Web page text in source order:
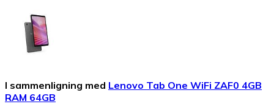
I sammenligning med Lenovo Tab One WiFi ZAF0 4GB
RAM 64GB